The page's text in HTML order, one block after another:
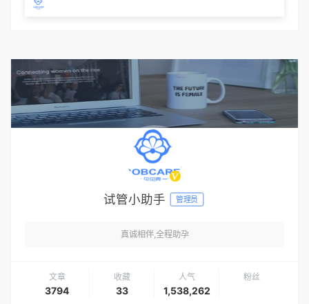
试管小助手 管理员
真诚相伴,全程助孕
文章
3794
收藏
33
人气
1,538,262
粉丝